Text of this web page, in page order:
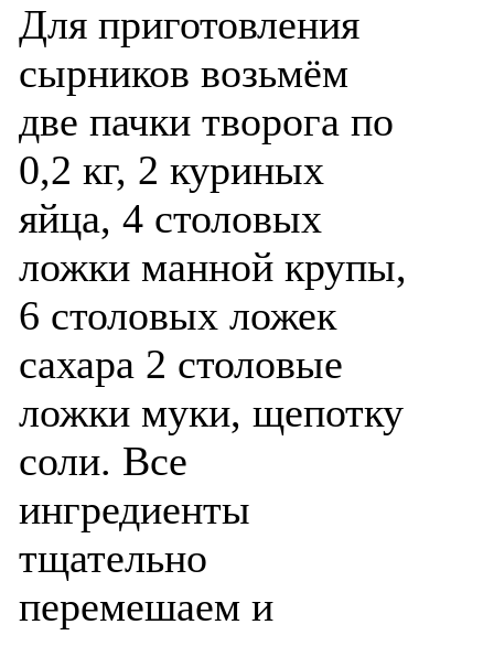
Для приготовления
сырников возьмём
две пачки творога по
0,2 кг, 2 куриных
яйца, 4 столовых
ложки манной крупы,
6 столовых ложек
сахара 2 столовые
ложки муки, щепотку
соли. Все
ингредиенты
тщательно
перемешаем и